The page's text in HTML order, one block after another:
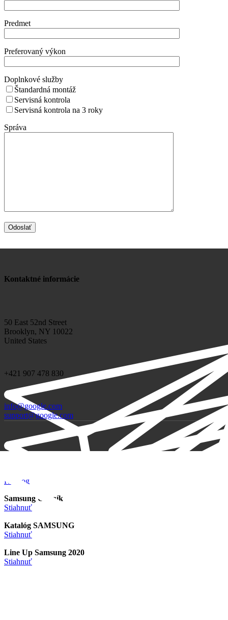
Predmet
Preferovaný výkon
Doplnkové služby
Štandardná montáž
Servisná kontrola
Servisná kontrola na 3 roky
Správa
Kontaktné informácie
50 East 52nd Street
Brooklyn, NY 10022
United States
+421 907 478 830
info@google.com
support@google.com
Katalóg
Samsung Cenník
Stiahnuť
Katalóg SAMSUNG
Stiahnuť
Line Up Samsung 2020
Stiahnuť